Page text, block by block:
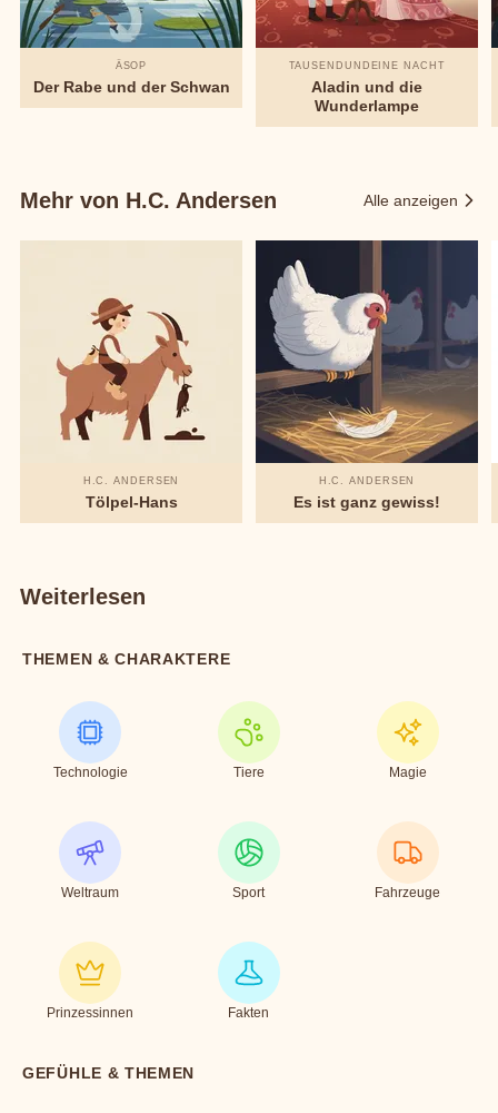
ÄSOP
Der Rabe und der Schwan
TAUSENDUNDEINE NACHT
Aladin und die
Wunderlampe
Mehr von H.C. Andersen Alle anzeigen
H.C. ANDERSEN
Tölpel-Hans
H.C. ANDERSEN
Es ist ganz gewiss!
Weiterlesen
THEMEN & CHARAKTERE
Technologie Tiere Magie
Weltraum Sport Fahrzeuge
Prinzessinnen Fakten
GEFÜHLE & THEMEN